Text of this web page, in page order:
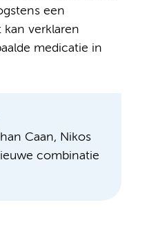
een
verklaren
medicatie in
Caan, Nikos
combinatie